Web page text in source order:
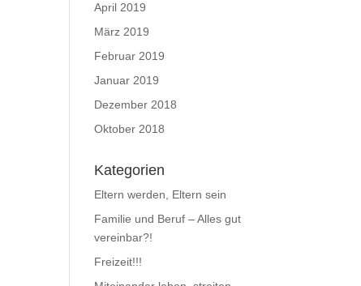
April 2019
März 2019
Februar 2019
Januar 2019
Dezember 2018
Oktober 2018
Kategorien
Eltern werden, Eltern sein
Familie und Beruf – Alles gut
vereinbar?!
Freizeit!!!